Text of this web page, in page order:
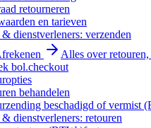
retourneren
en tarieven
dienstverleners: verzenden
Alles over
bol.checkout
behandelen
beschadigd of vermist
dienstverleners: retouren